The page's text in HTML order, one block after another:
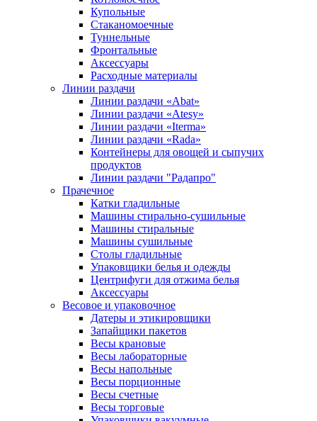
Купольные
Стаканомоечные
Туннельные
Фронтальные
Аксессуары
Расходные материалы
Линии раздачи
Линии раздачи «Abat»
Линии раздачи «Atesy»
Линии раздачи «Iterma»
Линии раздачи «Rada»
Контейнеры для овощей и сыпучих
продуктов
Линии раздачи "Радапро"
Прачечное
Катки гладильные
Машины стирально-сушильные
Машины стиральные
Машины сушильные
Столы гладильные
Упаковщики белья и одежды
Центрифуги для отжима белья
Аксессуары
Весовое и упаковочное
Датеры и этикировщики
Запайщики пакетов
Весы крановые
Весы лабораторные
Весы напольные
Весы порционные
Весы счетные
Весы торговые